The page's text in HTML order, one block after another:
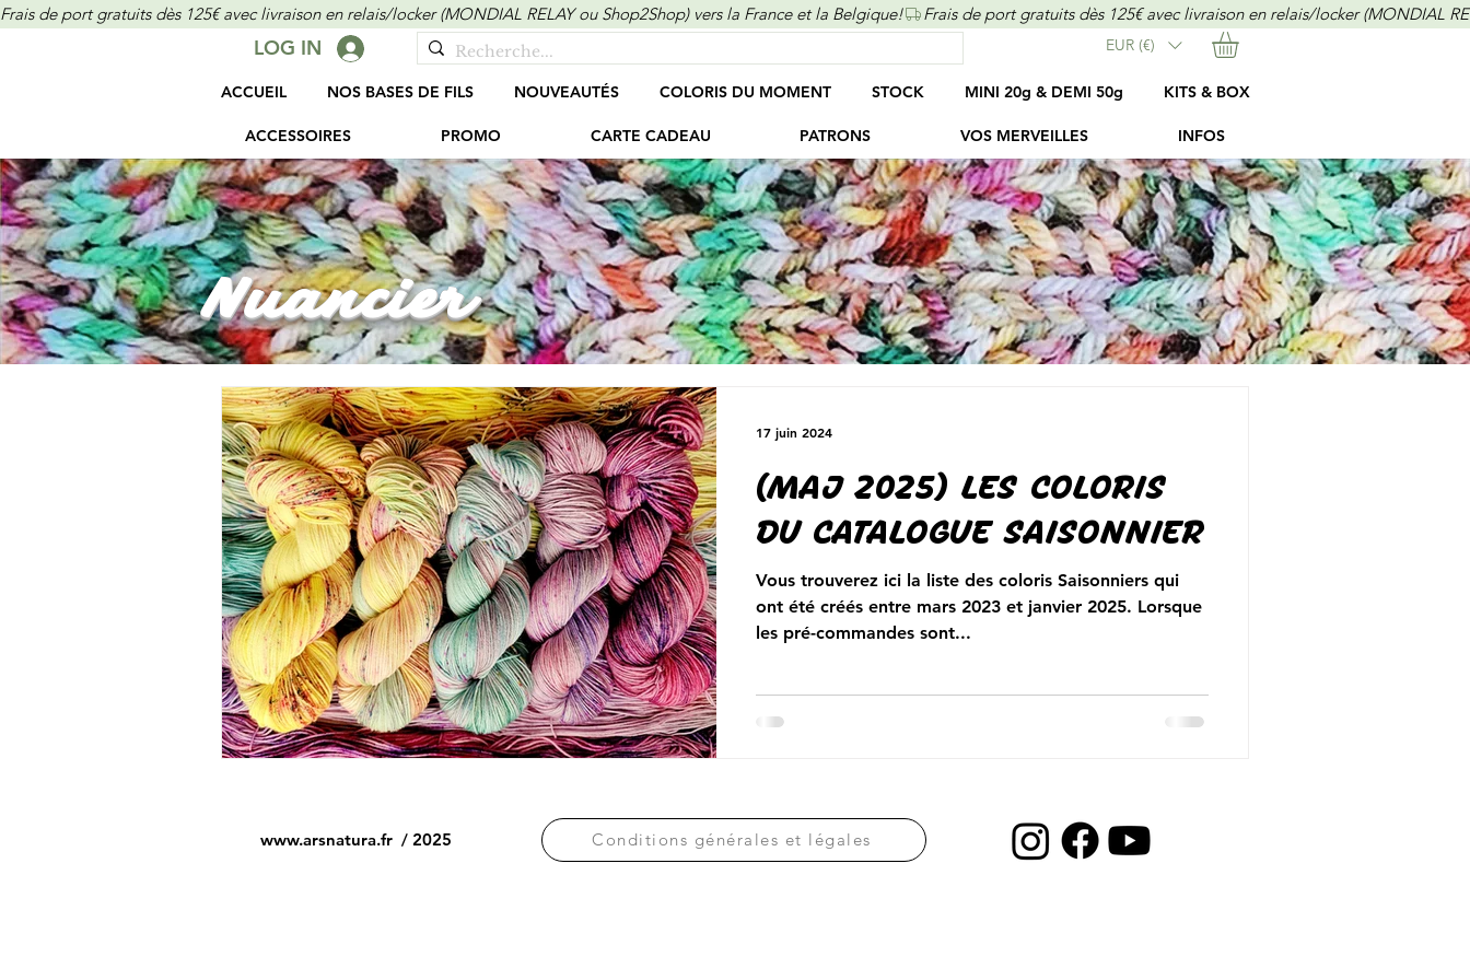
Frais de port gratuits dès 125€ avec livraison en relais/locker (MONDIAL RELAY ou Shop2Shop) vers la France et la Belgique!
LOG IN EUR (€)
ACCUEIL NOS BASES DE FILS NOUVEAUTÉS COLORIS DU MOMENT STOCK MINI 20g & DEMI 50g KITS & BOX
ACCESSOIRES PROMO CARTE CADEAU PATRONS VOS MERVEILLES INFOS
Nuancier
(MAJ 2025) LES COLORIS
DU CATALOGUE SAISONNIER
Vous trouverez ici la liste des coloris Saisonniers qui
ont été créés entre mars 2023 et janvier 2025. Lorsque
les pré-commandes sont...
17 juin 2024
www.arsnatura.fr / 2025 Conditions générales et légales